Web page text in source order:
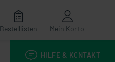
Bestelllisten Mein Konto
HILFE & KONTAKT